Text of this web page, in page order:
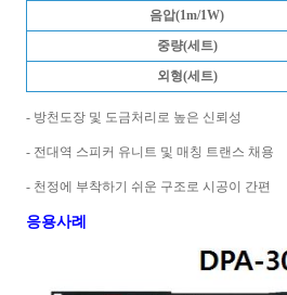
음압(1m/1W)
중량(세트)
외형(세트)
- 방천도장 및 도금처리로 높은 신뢰성
- 전대역 스피커 유니트 및 매칭 트랜스 채용
- 천정에 부착하기 쉬운 구조로 시공이 간편
응용사례